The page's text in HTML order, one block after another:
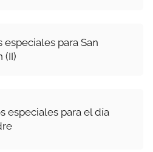
especiales para San
(II)
especiales para el día